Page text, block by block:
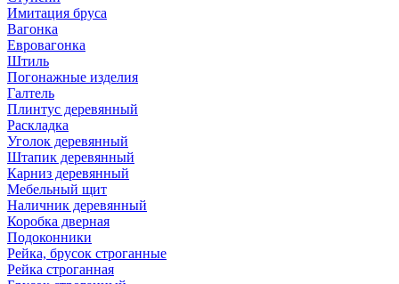
Имитация бруса
Вагонка
Евровагонка
Штиль
Погонажные изделия
Галтель
Плинтус деревянный
Раскладка
Уголок деревянный
Штапик деревянный
Карниз деревянный
Мебельный щит
Наличник деревянный
Коробка дверная
Подоконники
Рейка, брусок строганные
Рейка строганная